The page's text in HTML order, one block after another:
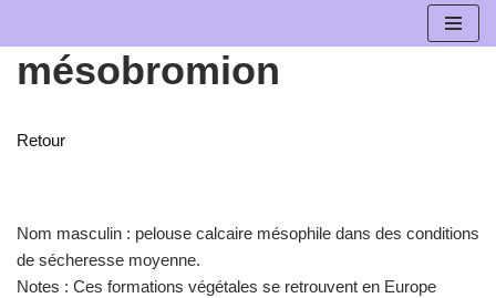
Aller
au
mésobromion
Retour
Nom masculin : pelouse calcaire mésophile dans des conditions
de sécheresse moyenne.
Notes : Ces formations végétales se retrouvent en Europe